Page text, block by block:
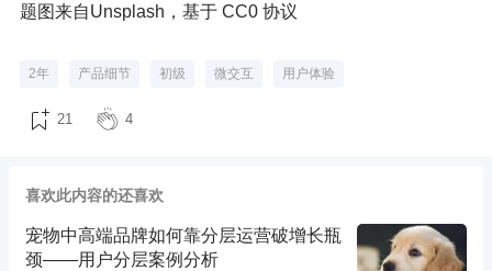
题图来自Unsplash，基于 CC0 协议
2年 产品细节 初级 微交互 用户体验
21 4
喜欢此内容的还喜欢
宠物中高端品牌如何靠分层运营破增长瓶
颈——用户分层案例分析